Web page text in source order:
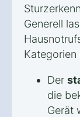
Generell
Kategorien
Der
die
Gerät